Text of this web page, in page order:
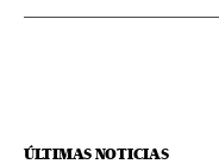
ÚLTIMAS NOTICIAS